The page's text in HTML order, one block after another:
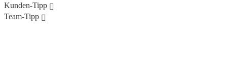
Kunden-Tipp
Team-Tipp